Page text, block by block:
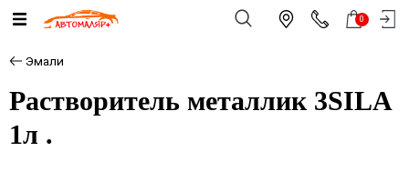
0
Эмали
Растворитель металлик 3SILA
1л .